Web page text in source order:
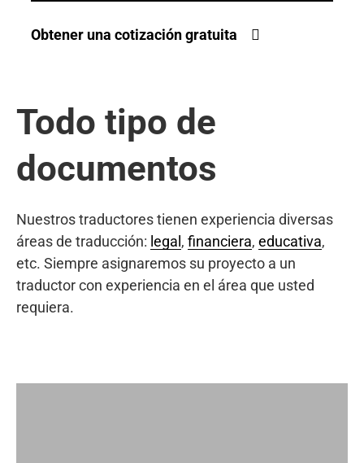
Obtener una cotización gratuita
Todo tipo de
documentos
Nuestros traductores tienen experiencia diversas
áreas de traducción: legal , financiera, educativa,
etc. Siempre asignaremos su proyecto a un
traductor con experiencia en el área que usted
requiera.